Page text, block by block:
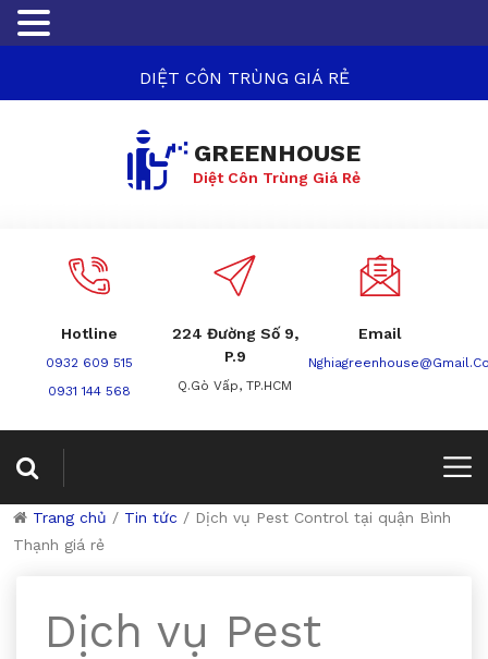
DIỆT CÔN TRÙNG GIÁ RẺ
GREENHOUSE
Diệt Côn Trùng Giá Rẻ
Hotline
0932 609 515
0931 144 568
224 Đường Số 9,
P.9
Q.Gò Vấp, TP.HCM
Email
Trang chủ / Tin tức / Dịch vụ Pest Control tại quận Bình
Thạnh giá rẻ
Dịch vụ Pest